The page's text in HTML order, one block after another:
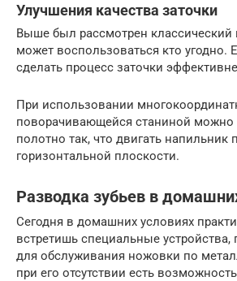
Улучшения качества заточки
Выше был рассмотрен классический
может воспользоваться кто угодно.
сделать процесс заточки
При использовании
поворачивающейся станиной можно
полотно так, что двигать напильник
горизонтальной плоскости.
Разводка зубьев в
Сегодня в домашних условиях
встретишь специальные
для обслуживания ножовки по
при его отсутствии есть